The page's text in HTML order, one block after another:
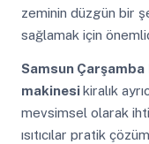
zeminin düzgün bir
sağlamak için
Samsun Çarşamba
makinesikiralık
mevsimsel olarak
ısıtıcılar pratik